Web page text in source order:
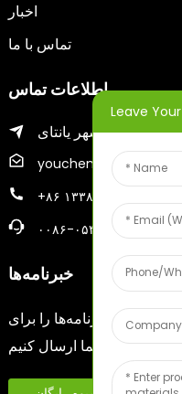
اخبار
تماس با ما
اطلاعات تماس
منطقه ژیفو شهر یانتای
‎+۸۶ ۱۳۳۸۶۳۸۳۹۳‎
۰۰۸۶-۰۵۳۵۶۷۳۰۹۹۶
خبرنامه‌ها
مربوط به برنامه‌ها را برای
Leave